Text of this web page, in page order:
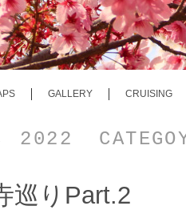
GALLERY CRUISING
2022
巡りPart.2